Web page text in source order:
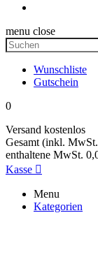
menu close
Wunschliste
Gutschein
0
Versand kostenlos
Gesamt (inkl.
enthaltene MwSt.
Kasse 
Menu
Kategorien